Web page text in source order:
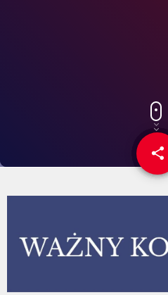
share
email